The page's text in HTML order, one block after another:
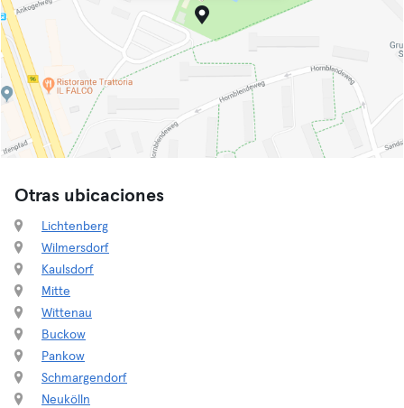
Otras ubicaciones
Lichtenberg
Wilmersdorf
Kaulsdorf
Mitte
Wittenau
Buckow
Pankow
Schmargendorf
Neukölln